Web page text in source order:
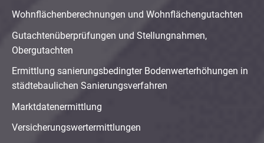
Wohnflächenberechnungen und Wohnflächengutachten
Gutachtenüberprüfungen und Stellungnahmen,
Obergutachten
Ermittlung sanierungsbedingter Bodenwerterhöhungen in
städtebaulichen Sanierungsverfahren
Marktdatenermittlung
Versicherungswertermittlungen